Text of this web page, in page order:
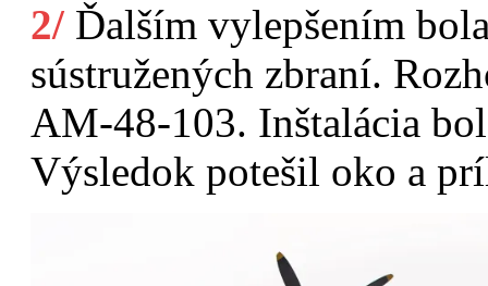
2/ Ďalším vylepšením
sústružených zbraní.
AM-48-103. Inštalácia
Výsledok potešil oko a